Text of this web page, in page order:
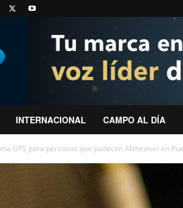
INTERNACIONAL CAMPO AL DÍA
GPS para personas que padecen Alzheimer en